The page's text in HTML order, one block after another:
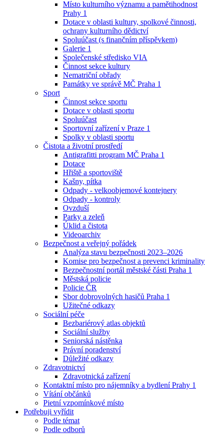
Místo kulturního významu a pamětihodnost
Prahy 1
Dotace v oblasti kultury, spolkové činnosti,
ochrany kulturního dědictví
Spoluúčast (s finančním příspěvkem)
Galerie 1
Společenské středisko VIA
Činnost sekce kultury
Nematriční obřady
Památky ve správě MČ Praha 1
Sport
Činnost sekce sportu
Dotace v oblasti sportu
Spoluúčast
Sportovní zařízení v Praze 1
Spolky v oblasti sportu
Čistota a životní prostředí
Antigrafitti program MČ Praha 1
Dotace
Hřiště a sportoviště
Kašny, pítka
Odpady - velkoobjemové kontejnery
Odpady - kontroly
Ovzduší
Parky a zeleň
Úklid a čistota
Videoarchiv
Bezpečnost a veřejný pořádek
Analýza stavu bezpečnosti 2023–2026
Komise pro bezpečnost a prevenci kriminality
Bezpečnostní portál městské části Praha 1
Městská policie
Policie ČR
Sbor dobrovolných hasičů Praha 1
Užitečné odkazy
Sociální péče
Bezbariérový atlas objektů
Sociální služby
Seniorská nástěnka
Právní poradenství
Důležité odkazy
Zdravotnictví
Zdravotnická zařízení
Kontaktní místo pro nájemníky a bydlení Prahy 1
Vítání občánků
Pietní vzpomínkové místo
Potřebuji vyřídit
Podle témat
Podle odborů